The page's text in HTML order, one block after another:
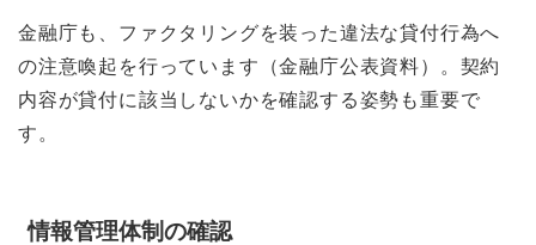
金融庁も、ファクタリングを装った違法な貸付行為へ
の注意喚起を行っています（金融庁公表資料）。契約
内容が貸付に該当しないかを確認する姿勢も重要で
す。
情報管理体制の確認